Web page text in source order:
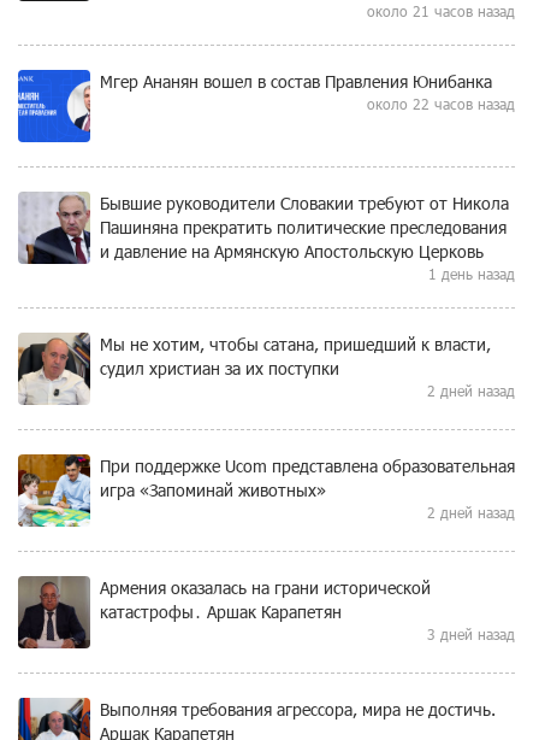
около 21 часов назад
Мгер Ананян вошел в состав Правления Юнибанка
около 22 часов назад
Бывшие руководители Словакии требуют от Никола
Пашиняна прекратить политические преследования
и давление на Армянскую Апостольскую Церковь
1 день назад
Мы не хотим, чтобы сатана, пришедший к власти,
судил христиан за их поступки
2 дней назад
При поддержке Ucom представлена образовательная
игра «Запоминай животных»
2 дней назад
Армения оказалась на грани исторической
катастрофы․ Аршак Карапетян
3 дней назад
Выполняя требования агрессора, мира не достичь.
Аршак Карапетян